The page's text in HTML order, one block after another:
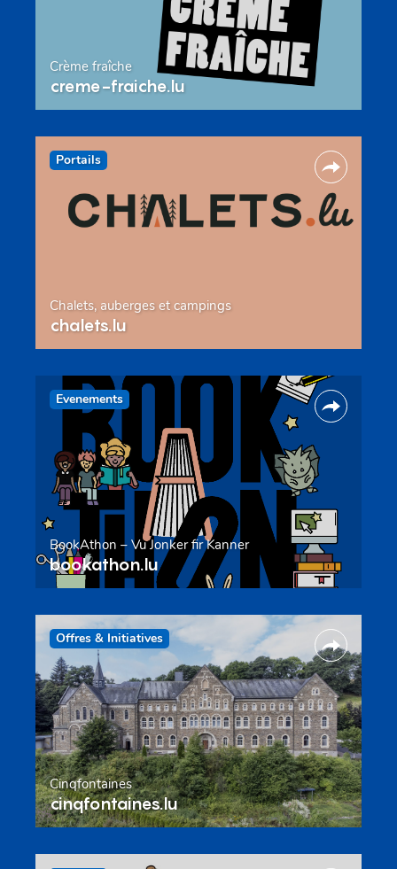
Crème fraîche
creme-fraiche.lu
Portails
Chalets, auberges et campings
chalets.lu
Evenements
BookAthon – Vu Jonker fir Kanner
bookathon.lu
Offres & Initiatives
Cinqfontaines
cinqfontaines.lu